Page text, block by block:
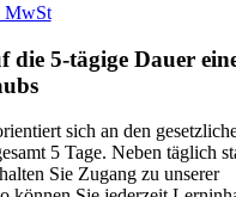
MwSt
die 5-tägige Dauer
sich an den
5 Tage. Neben täglich
Sie Zugang zu unserer